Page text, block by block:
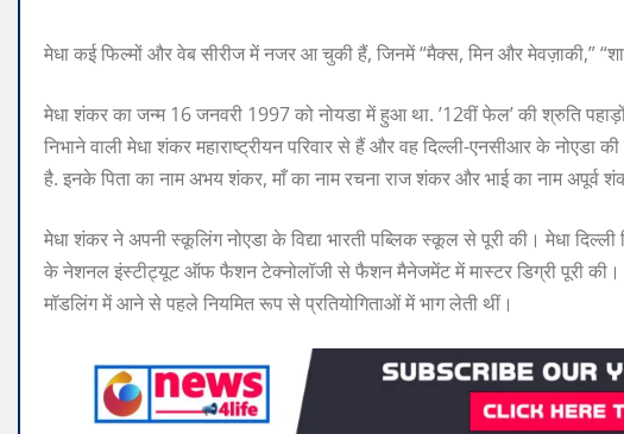
मेधा कई फिल्मों और वेब सीरीज में नजर आ चुकी हैं, जिनमें “मैक्स, मिन और मेवज़ाकी,”
मेधा शंकर का जन्म 16 जनवरी 1997 को नोयडा में हुआ था. ’12वीं फेल’ की श्रुति
निभाने वाली मेधा शंकर महाराष्ट्रीयन परिवार से हैं और वह दिल्‍ली-एनसीआर के नोएडा
है. इनके पिता का नाम अभय शंकर, माँ का नाम रचना राज शंकर और भाई का नाम अपूर्व
मेधा शंकर ने अपनी स्कूलिंग नोएडा के विद्या भारती पब्लिक स्कूल से पूरी की। मेधा दिल्ली
के नेशनल इंस्टीट्यूट ऑफ फैशन टेक्नोलॉजी से फैशन मैनेजमेंट में मास्टर डिग्री पूरी की।
मॉडलिंग में आने से पहले नियमित रूप से प्रतियोगिताओं में भाग लेती थीं।